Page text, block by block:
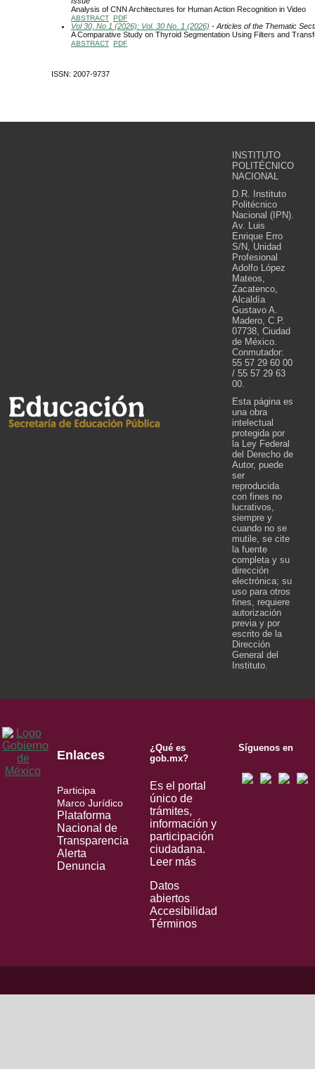
Analysis of CNN Architectures for Human Action Recognition in Video
ABSTRACT PDF
Vol 30, No 1 (2026): Vol. 30 No. 1 (2026) - Articles of the Thematic
A Comparative Study on Thyroid Segmentation Using Filters and
ABSTRACT PDF
ISSN: 2007-9737
INSTITUTO
POLITÉCNICO
NACIONAL
D.R. Instituto
Politécnico
Nacional (IPN).
Av. Luis
Enrique Erro
S/N, Unidad
Profesional
Adolfo López
Mateos,
Zacatenco,
Alcaldía
Gustavo A.
Madero, C.P.
07738, Ciudad
de México.
Conmutador:
55 57 29 60 00
/ 55 57 29 63
00.
Esta página es
una obra
intelectual
protegida por
la Ley Federal
del Derecho de
Autor, puede
ser
reproducida
con fines no
lucrativos,
siempre y
cuando no se
mutile, se cite
la fuente
completa y su
dirección
electrónica; su
uso para otros
fines, requiere
autorización
previa y por
escrito de la
Dirección
General del
Instituto.
Enlaces
Participa
Marco Jurídico
Plataforma
Nacional de
Transparencia
Alerta
Denuncia
¿Qué es
gob.mx?
Es el portal
único de
trámites,
información y
participación
ciudadana.
Leer más
Datos
abiertos
Accesibilidad
Términos
Síguenos en